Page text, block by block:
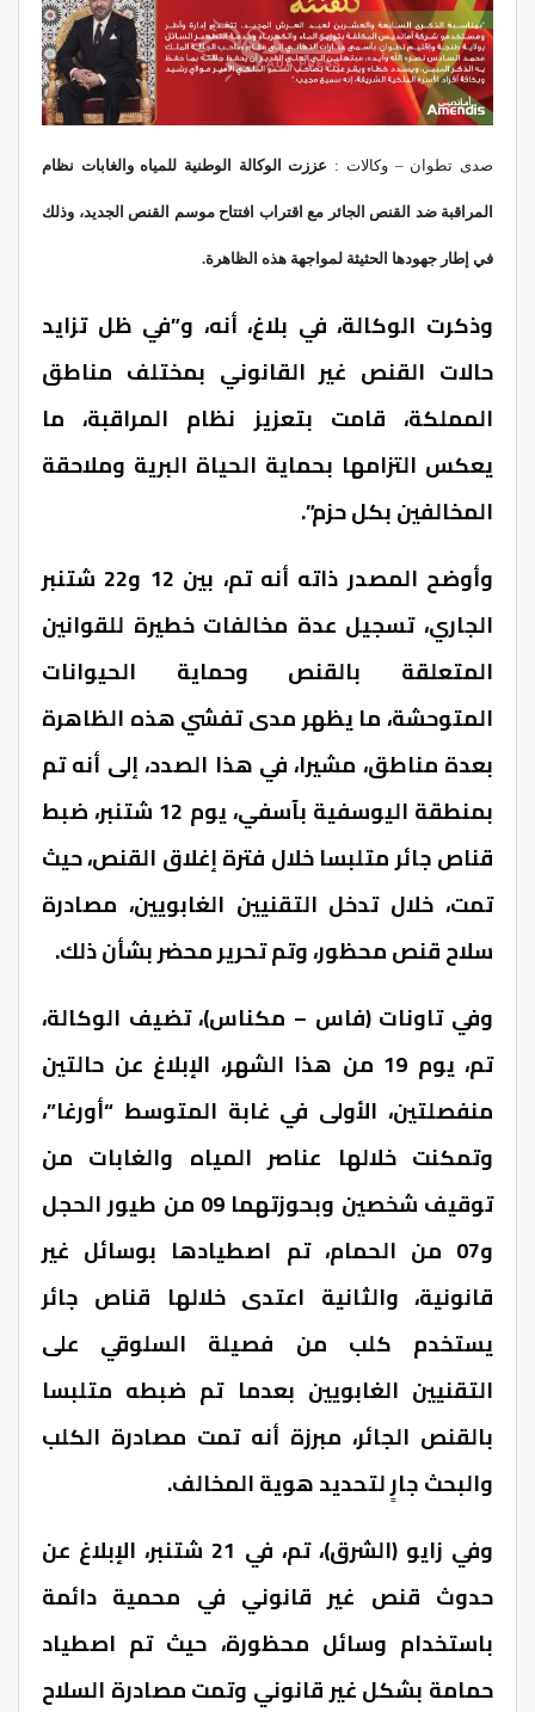
صدى تطوان – وكالات : عززت الوكالة الوطنية للمياه والغابات نظام
المراقبة ضد القنص الجائر مع اقتراب افتتاح موسم القنص الجديد، وذلك
في إطار جهودها الحثيثة لمواجهة هذه الظاهرة.
وذكرت الوكالة، في بلاغ، أنه، و”في ظل تزايد
حالات القنص غير القانوني بمختلف مناطق
المملكة، قامت بتعزيز نظام المراقبة، ما
يعكس التزامها بحماية الحياة البرية وملاحقة
المخالفين بكل حزم”.
وأوضح المصدر ذاته أنه تم، بين 12 و22 شتنبر
الجاري، تسجيل عدة مخالفات خطيرة للقوانين
المتعلقة بالقنص وحماية الحيوانات
المتوحشة، ما يظهر مدى تفشي هذه الظاهرة
بعدة مناطق، مشيرا، في هذا الصدد، إلى أنه تم
بمنطقة اليوسفية بآسفي، يوم 12 شتنبر، ضبط
قناص جائر متلبسا خلال فترة إغلاق القنص، حيث
تمت، خلال تدخل التقنيين الغابويين، مصادرة
سلاح قنص محظور، وتم تحرير محضر بشأن ذلك.
وفي تاونات (فاس – مكناس)، تضيف الوكالة،
تم، يوم 19 من هذا الشهر، الإبلاغ عن حالتين
منفصلتين، الأولى في غابة المتوسط “أورغا”،
وتمكنت خلالها عناصر المياه والغابات من
توقيف شخصين وبحوزتهما 09 من طيور الحجل
و07 من الحمام، تم اصطيادها بوسائل غير
قانونية، والثانية اعتدى خلالها قناص جائر
يستخدم كلب من فصيلة السلوقي على
التقنيين الغابويين بعدما تم ضبطه متلبسا
بالقنص الجائر، مبرزة أنه تمت مصادرة الكلب
والبحث جارٍ لتحديد هوية المخالف.
وفي زايو (الشرق)، تم، في 21 شتنبر، الإبلاغ عن
حدوث قنص غير قانوني في محمية دائمة
باستخدام وسائل محظورة، حيث تم اصطياد
حمامة بشكل غير قانوني وتمت مصادرة السلاح